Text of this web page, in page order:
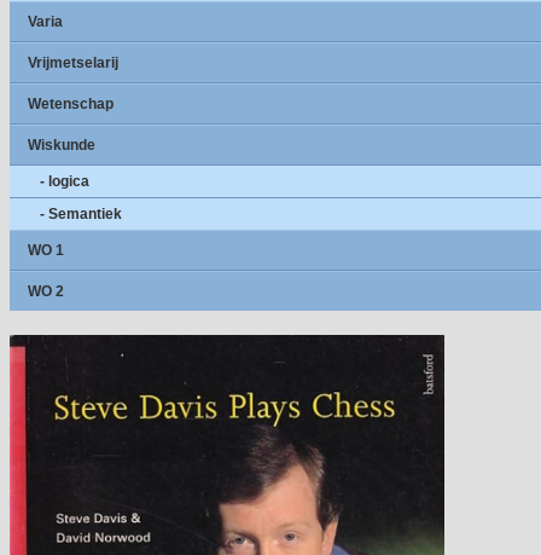
Varia
Vrijmetselarij
Wetenschap
Wiskunde
- logica
- Semantiek
WO 1
WO 2